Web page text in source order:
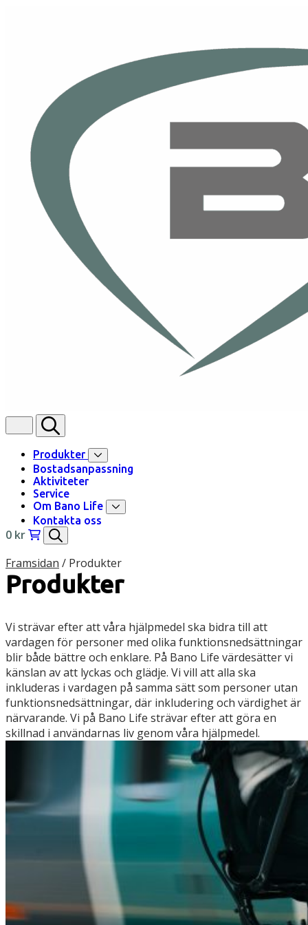
Produkter
Bostadsanpassning
Aktiviteter
Service
Om Bano Life
Kontakta oss
0 kr
Framsidan / Produkter
Produkter
Vi strävar efter att våra hjälpmedel ska bidra till att
vardagen för personer med olika funktionsnedsättningar
blir både bättre och enklare. På Bano Life värdesätter vi
känslan av att lyckas och glädje. Vi vill att alla ska
inkluderas i vardagen på samma sätt som personer utan
funktionsnedsättningar, där inkludering och värdighet är
närvarande. Vi på Bano Life strävar efter att göra en
skillnad i användarnas liv genom våra hjälpmedel.